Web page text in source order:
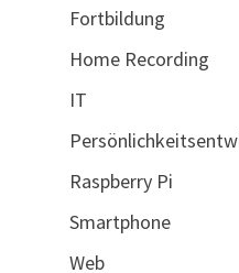
Fortbildung
Home Recording
IT
Raspberry Pi
Smartphone
Web